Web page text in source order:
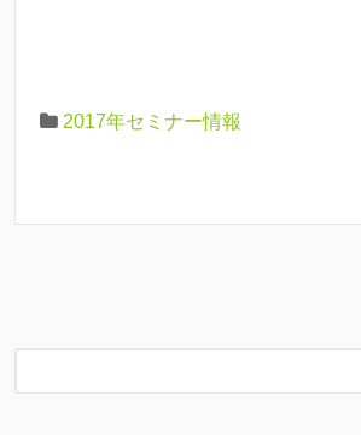
2017年セミナー情報